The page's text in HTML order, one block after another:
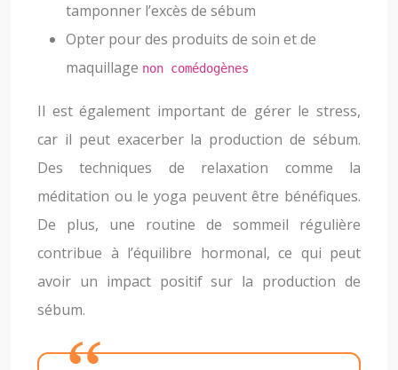
tamponner l’excès de sébum
Opter pour des produits de soin et de
maquillage non comédogènes
Il est également important de gérer le stress,
car il peut exacerber la production de sébum.
Des techniques de relaxation comme la
méditation ou le yoga peuvent être bénéfiques.
De plus, une routine de sommeil régulière
contribue à l’équilibre hormonal, ce qui peut
avoir un impact positif sur la production de
sébum.